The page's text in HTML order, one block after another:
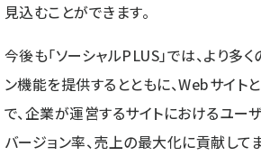
見込むことができます。
今後も「ソーシャルPLUS」では、より
ン機能を提供するとともに、Webサイ
で、企業が運営するサイトにおけるユ
バージョン率、売上の最大化に貢献して